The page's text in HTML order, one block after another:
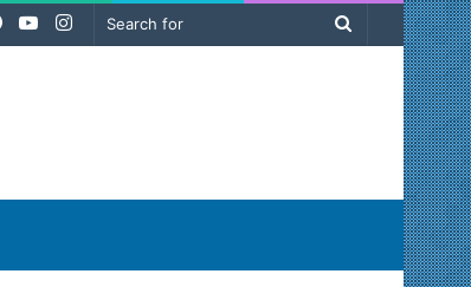
Search
Instagram
YouTube
Facebook